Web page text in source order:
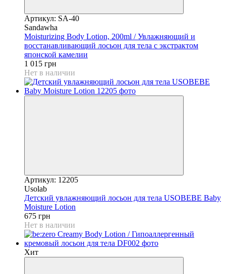
Артикул: SA-40
Sandawha
Moisturizing Body Lotion, 200ml / Увлажняющий и
восстанавливающий лосьон для тела с экстрактом
японской камелии
1 015 грн
Нет в наличии
Артикул: 12205
Usolab
Детский увлажняющий лосьон для тела USOBEBE Baby
Moisture Lotion
675 грн
Нет в наличии
Хит